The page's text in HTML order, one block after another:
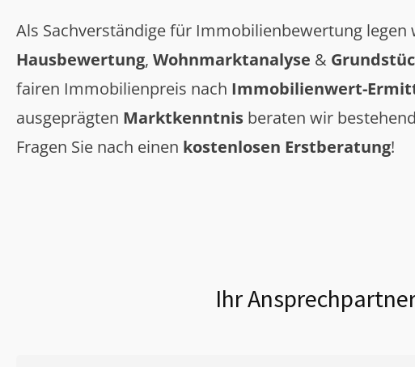
Als Sachverständige für Immobilienbewertung
Hausbewertung, Wohnmarktanalyse &
fairen Immobilienpreis nach Immobilienwert-
ausgeprägten Marktkenntnis beraten wir
Fragen Sie nach einen kostenlosen Erstberatung!
Ihr